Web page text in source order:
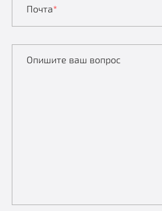
Почта*
Опишите ваш вопрос